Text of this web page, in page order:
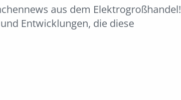
aus dem Elektrogroßhandel!
Entwicklungen, die diese